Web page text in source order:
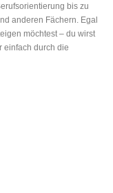
EN
bis zu
anderen Fächern. Egal
möchtest – du wirst
einfach durch die